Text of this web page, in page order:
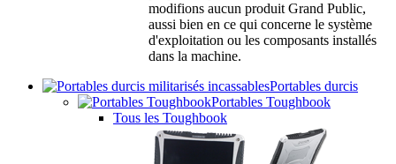
modifions aucun produit Grand Public,
aussi bien en ce qui concerne le système
d'exploitation ou les composants installés
dans la machine.
Portables durcis
Portables Toughbook
Tous les Toughbook